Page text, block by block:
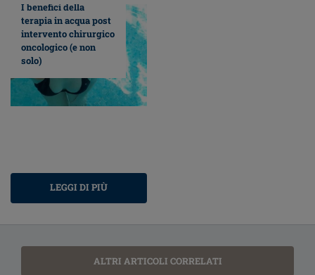
I benefici della
terapia in acqua post
intervento chirurgico
oncologico (e non
solo)
LEGGI DI PIÙ
ALTRI ARTICOLI CORRELATI